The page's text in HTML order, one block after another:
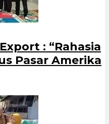
: “Rahasia
Pasar Amerika